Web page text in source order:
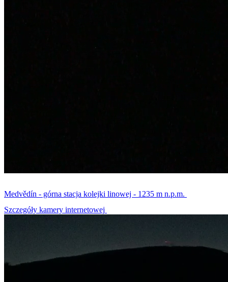
Medvědín - górna stacja kolejki linowej - 1235 m n.p.m.
Szczegóły kamery internetowej